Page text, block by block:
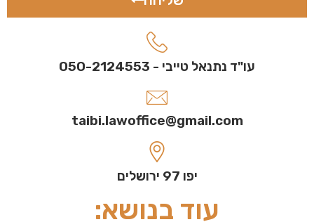
עו"ד נתנאל טייבי - 050-2124553
taibi.lawoffice@gmail.com
יפו 97 ירושלים
עוד בנושא: